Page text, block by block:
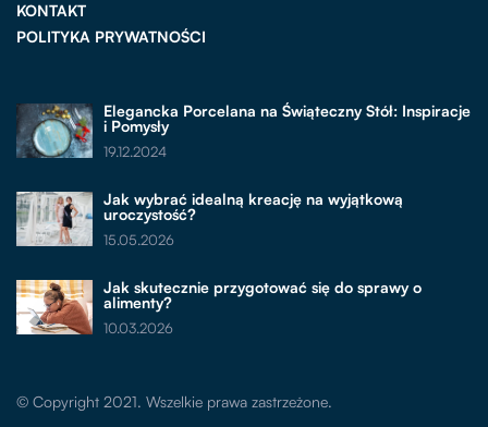
KONTAKT
POLITYKA PRYWATNOŚCI
Elegancka Porcelana na Świąteczny Stół: Inspiracje
i Pomysły
19.12.2024
Jak wybrać idealną kreację na wyjątkową
uroczystość?
15.05.2026
Jak skutecznie przygotować się do sprawy o
alimenty?
10.03.2026
© Copyright 2021. Wszelkie prawa zastrzeżone.